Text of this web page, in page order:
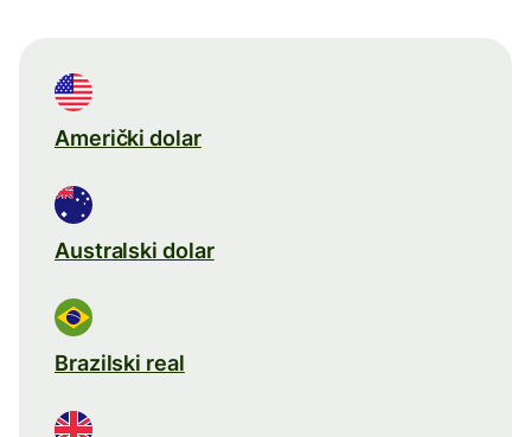
Američki dolar
Australski dolar
Brazilski real